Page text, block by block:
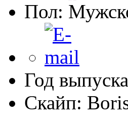
Пол:
Год
Скайп: